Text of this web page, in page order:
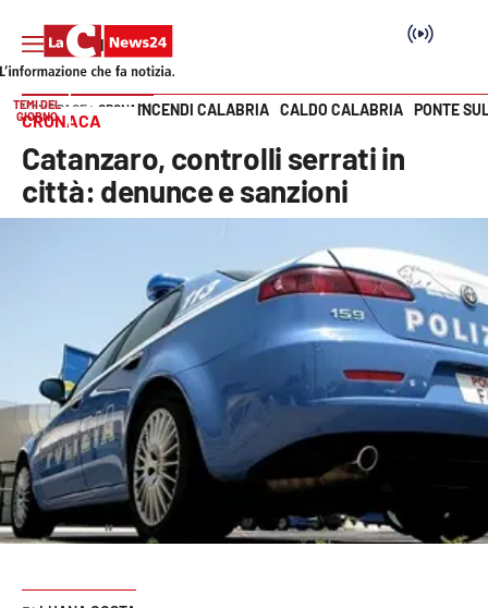
SEZIONI
Attualità
Economia e lavoro
Italia Mondo
Sanità
Vai
TEMI DEL
GIORNO
INCENDI CALABRIA CALDO CALABRIA PONTE
HOME PAGE CRONACA
CRONACA
Catanzaro, controlli serrati in
città: denunce e sanzioni